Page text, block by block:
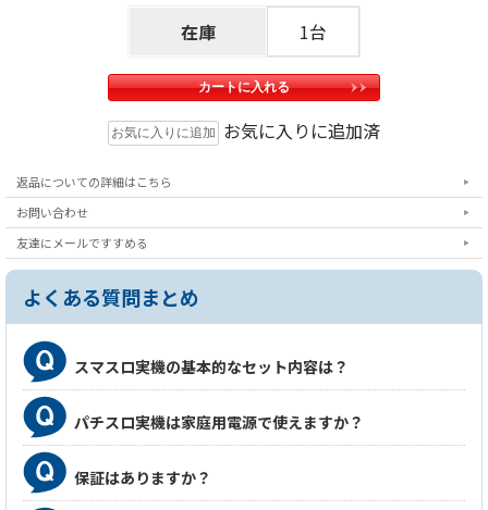
在庫 1台
お気に入りに追加済
返品についての詳細はこちら
お問い合わせ
友達にメールですすめる
よくある質問まとめ
スマスロ実機の基本的なセット内容は？
パチスロ実機は家庭用電源で使えますか？
保証はありますか？